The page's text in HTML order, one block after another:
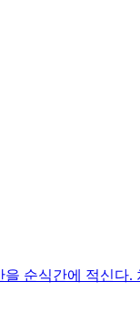
순식간에 적신